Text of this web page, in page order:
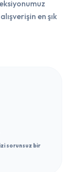
en şık
sorunsuz bir